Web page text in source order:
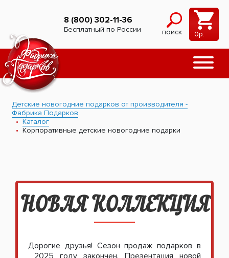
8 (800) 302-11-36
Бесплатный по России поиск 0р.
Детские новогодние подарков от производителя -
Фабрика Подарков
Каталог
Корпоративные детские новогодние подарки
НОВАЯ КОЛЛЕКЦИЯ
Дорогие друзья! Сезон продаж подарков в
2025 году закончен. Презентация новой